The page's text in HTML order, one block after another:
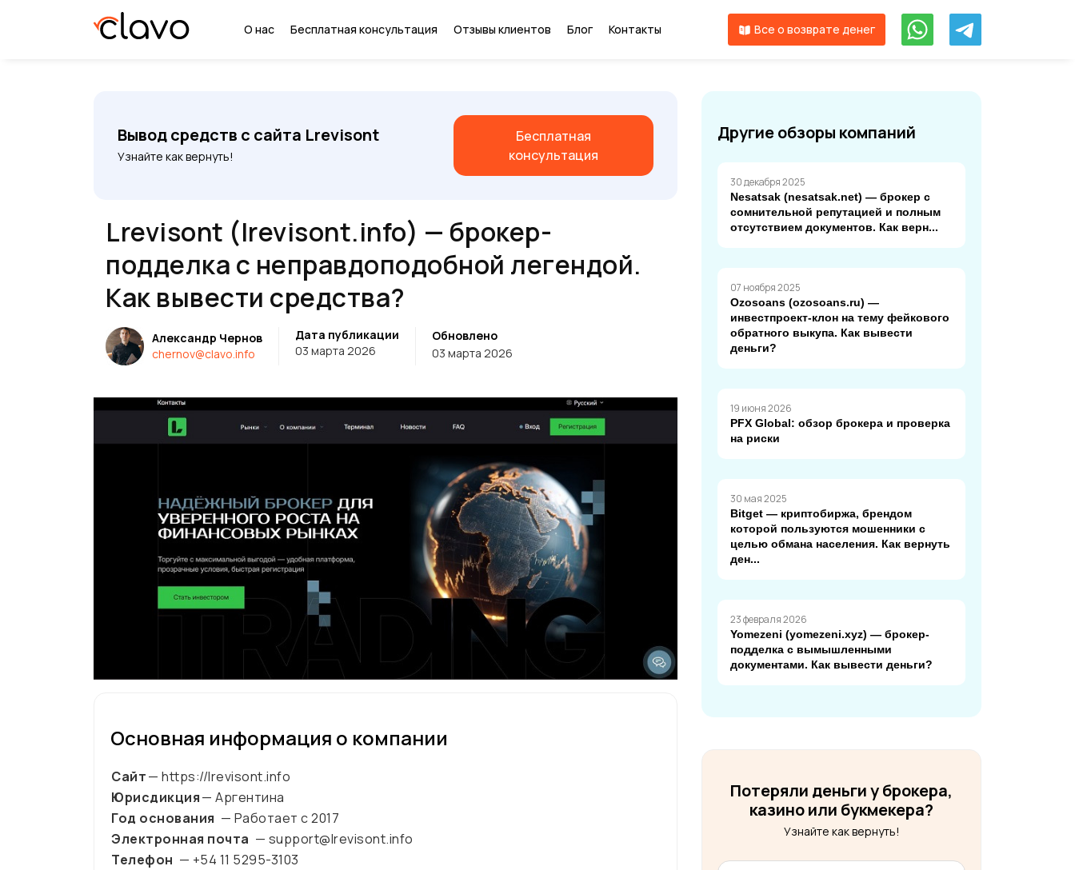
О нас Бесплатная консультация Отзывы клиентов Блог Контакты Все о возврате денег
Вывод средств с сайта Lrevisont
Узнайте как вернуть!
Бесплатная
консультация
Lrevisont (lrevisont.info) — брокер-
подделка с неправдоподобной легендой.
Как вывести средства?
Александр Чернов
chernov@clavo.info
Дата публикации
03 марта 2026
Обновлено
03 марта 2026
Основная информация о компании
Сайт— https://lrevisont.info
Юрисдикция— Аргентина
Год основания — Работает с2017
Электронная почта — support@lrevisont.info
Телефон — +54 11 5295-3103
Другие обзоры компаний
30 декабря 2025
Nesatsak (nesatsak.net) — брокер с
сомнительной репутацией и полным
отсутствием документов. Как верн...
07 ноября 2025
Ozosoans (ozosoans.ru) —
инвестпроект-клон на тему фейкового
обратного выкупа. Как вывести
деньги?
19 июня 2026
PFX Global: обзор брокера и проверка
на риски
30 мая 2025
Bitget — криптобиржа, брендом
которой пользуются мошенники с
целью обмана населения. Как вернуть
ден...
23 февраля 2026
Yomezeni (yomezeni.xyz) — брокер-
подделка с вымышленными
документами. Как вывести деньги?
Потеряли деньги у брокера,
казино или букмекера?
Узнайте как вернуть!